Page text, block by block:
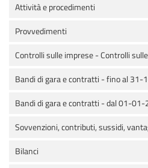
Attività e procedimenti
Provvedimenti
Controlli sulle imprese - Controlli
Bandi di gara e contratti - fino al 31-
Bandi di gara e contratti - dal 01-
Sovvenzioni, contributi, sussidi,
Bilanci